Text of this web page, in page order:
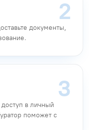
документы,
в личный
поможет с